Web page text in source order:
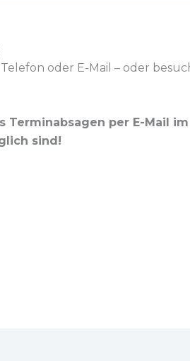
oder E-Mail – oder
Terminabsagen per E-Mail im
sind!